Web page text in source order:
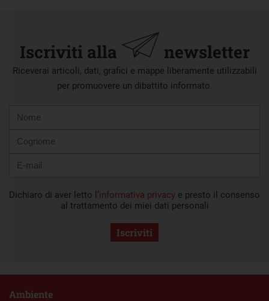
Iscriviti alla newsletter
Riceverai articoli, dati, grafici e mappe liberamente utilizzabili
per promuovere un dibattito informato.
mail
Dichiaro di aver letto l’informativa privacy e presto il consenso
al trattamento dei miei dati personali
Iscriviti
Ambiente